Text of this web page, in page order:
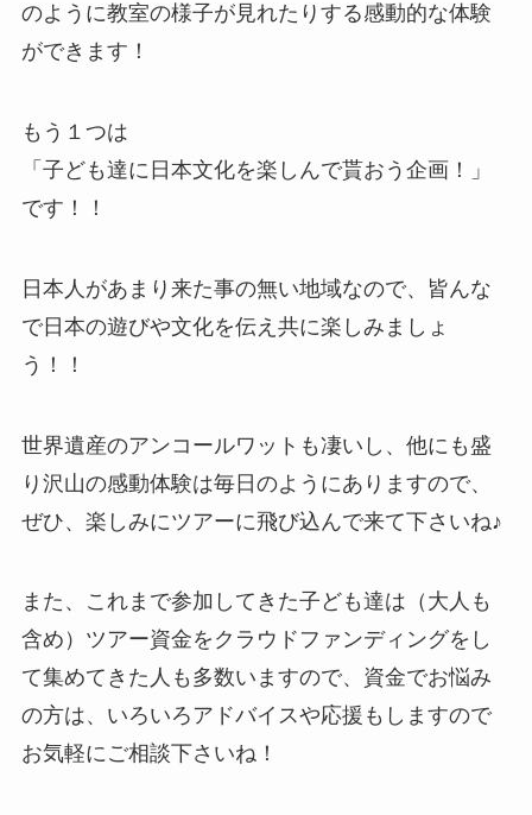
のように教室の様子が見れたりする感動的な体験
ができます！
もう１つは
「子ども達に日本文化を楽しんで貰おう企画！」
です！！
日本人があまり来た事の無い地域なので、皆んな
で日本の遊びや文化を伝え共に楽しみましょ
う！！
世界遺産のアンコールワットも凄いし、他にも盛
り沢山の感動体験は毎日のようにありますので、
ぜひ、楽しみにツアーに飛び込んで来て下さいね♪
また、これまで参加してきた子ども達は（大人も
含め）ツアー資金をクラウドファンディングをし
て集めてきた人も多数いますので、資金でお悩み
の方は、いろいろアドバイスや応援もしますので
お気軽にご相談下さいね！